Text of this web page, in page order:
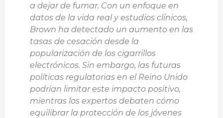
a dejar de fumar. Con un enfoque en
datos de la vida real y estudios clínicos,
Brown ha detectado un aumento en las
tasas de cesación desde la
popularización de los cigarrillos
electrónicos. Sin embargo, las futuras
políticas regulatorias en el Reino Unido
podrían limitar este impacto positivo,
mientras los expertos debaten cómo
equilibrar la protección de los jóvenes